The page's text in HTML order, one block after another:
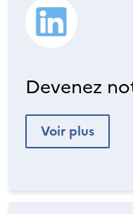
Devenez
Voir plus